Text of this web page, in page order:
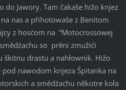
do Jawory. Tam čakaše hižo knjez
nas a přihotowaše z Benitom
z hosćom na “Motocrossowej
so prěni zmužići
škitnu drastu a nahłownik. Hižo
nawodom knjeza Špitanka na
a smědźachu někotre koła